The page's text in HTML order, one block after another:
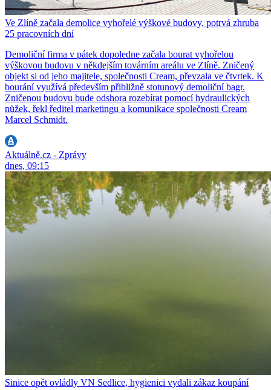
Ve Zlíně začala demolice vyhořelé výškové budovy, potrvá zhruba
25 pracovních dní
Demoliční firma v pátek dopoledne začala bourat vyhořelou
výškovou budovu v někdejším továrním areálu ve Zlíně. Zničený
objekt si od jeho majitele, společnosti Cream, převzala ve čtvrtek. K
bourání využívá především přibližně stotunový demoliční bagr.
Zničenou budovu bude odshora rozebírat pomocí hydraulických
nůžek, řekl ředitel marketingu a komunikace společnosti Cream
Marcel Schmidt.
Aktuálně.cz - Zprávy
dnes, 09:15
Sinice opět ovládly VN Sedlice, hygienici vydali zákaz koupání